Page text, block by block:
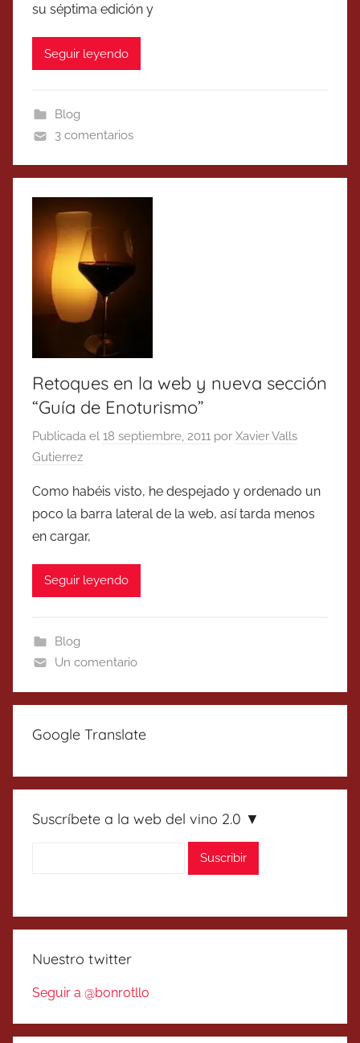
su séptima edición y
Seguir leyendo
Blog
3 comentarios
Retoques en la web y nueva sección
“Guía de Enoturismo”
Publicada el 18 septiembre, 2011 por Xavier Valls
Gutierrez
Como habéis visto, he despejado y ordenado un
poco la barra lateral de la web, así tarda menos
en cargar,
Seguir leyendo
Blog
Un comentario
Google Translate
Suscríbete a la web del vino 2.0 ▼
Nuestro twitter
Seguir a @bonrotllo